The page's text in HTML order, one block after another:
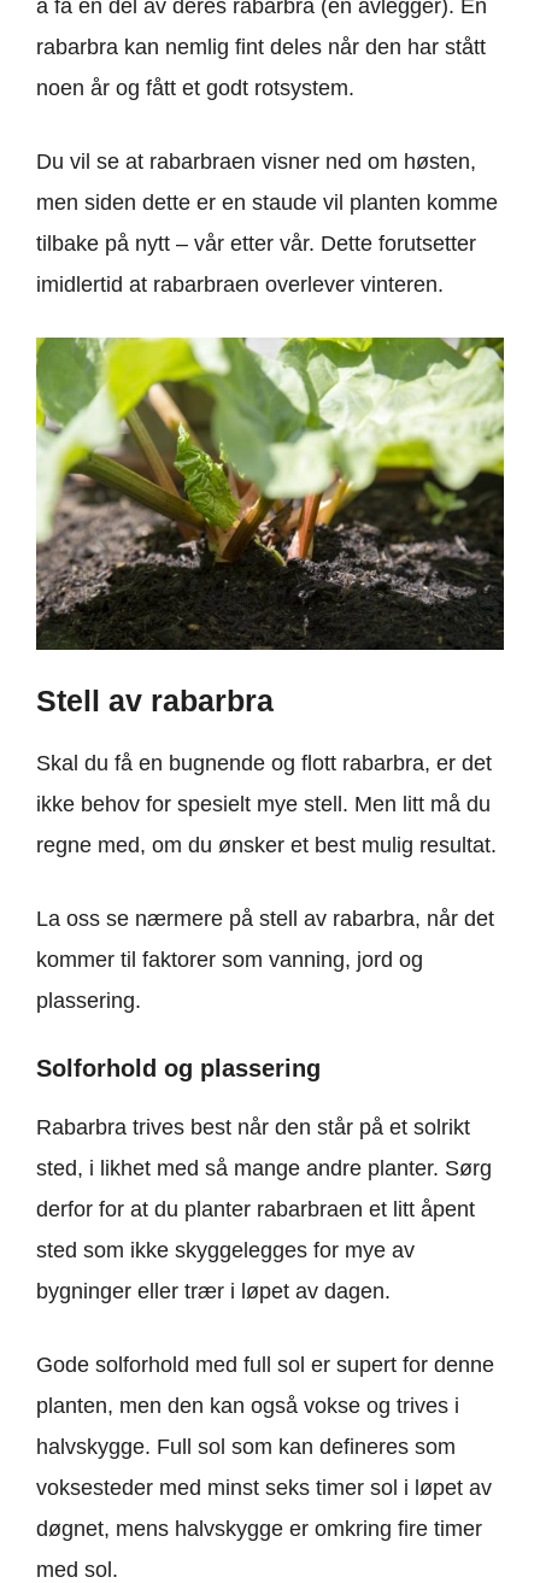
å få en del av deres rabarbra (en avlegger). En
rabarbra kan nemlig fint deles når den har stått
noen år og fått et godt rotsystem.
Du vil se at rabarbraen visner ned om høsten,
men siden dette er en staude vil planten komme
tilbake på nytt – vår etter vår. Dette forutsetter
imidlertid at rabarbraen overlever vinteren.
Stell av rabarbra
Skal du få en bugnende og flott rabarbra, er det
ikke behov for spesielt mye stell. Men litt må du
regne med, om du ønsker et best mulig resultat.
La oss se nærmere på stell av rabarbra, når det
kommer til faktorer som vanning, jord og
plassering.
Solforhold og plassering
Rabarbra trives best når den står på et solrikt
sted, i likhet med så mange andre planter. Sørg
derfor for at du planter rabarbraen et litt åpent
sted som ikke skyggelegges for mye av
bygninger eller trær i løpet av dagen.
Gode solforhold med full sol er supert for denne
planten, men den kan også vokse og trives i
halvskygge. Full sol som kan defineres som
voksesteder med minst seks timer sol i løpet av
døgnet, mens halvskygge er omkring fire timer
med sol.